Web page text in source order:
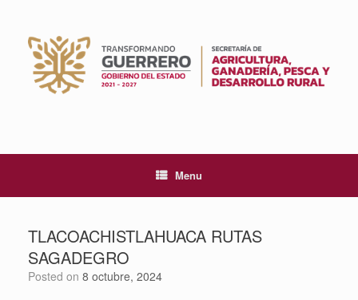
content
Menu
TLACOACHISTLAHUACA RUTAS
SAGADEGRO
Posted on 8 octubre, 2024